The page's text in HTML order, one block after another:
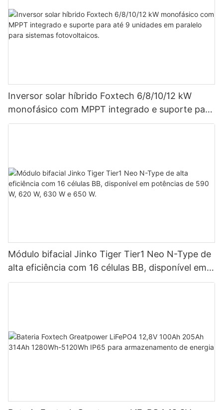
Inversor solar híbrido Foxtech 6/8/10/12 kW
monofásico com MPPT integrado e suporte para
até 9 unidades em paralelo para sistemas
Módulo bifacial Jinko Tiger Tier1 Neo N-Type de
alta eficiência com 16 células BB, disponível em
potências de 590 W, 620 W, 630 W e 650 W.